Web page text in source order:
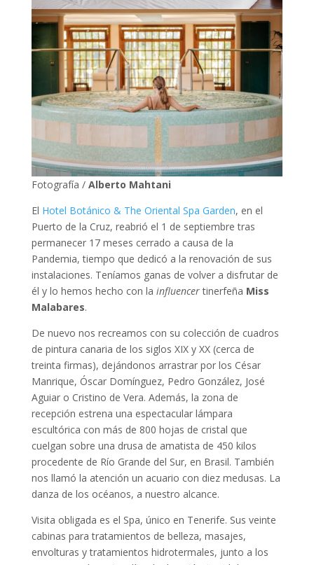
Fotografía / Alberto Mahtani
El Hotel Botánico & The Oriental Spa Garden, en el
Puerto de la Cruz, reabrió el 1 de septiembre tras
permanecer 17 meses cerrado a causa de la
Pandemia, tiempo que dedicó a la renovación de sus
instalaciones. Teníamos ganas de volver a disfrutar de
él y lo hemos hecho con la influencertinerfeña Miss
Malabares.
De nuevo nos recreamos con su colección de cuadros
de pintura canaria de los siglos XIX y XX (cerca de
treinta firmas), dejándonos arrastrar por los César
Manrique, Óscar Domínguez, Pedro González, José
Aguiar o Cristino de Vera. Además, la zona de
recepción estrena una espectacular lámpara
escultórica con más de 800 hojas de cristal que
cuelgan sobre una drusa de amatista de 450 kilos
procedente de Río Grande del Sur, en Brasil. También
nos llamó la atención un acuario con diez medusas. La
danza de los océanos, a nuestro alcance.
Visita obligada es el Spa, único en Tenerife. Sus veinte
cabinas para tratamientos de belleza, masajes,
envolturas y tratamientos hidrotermales, junto a los